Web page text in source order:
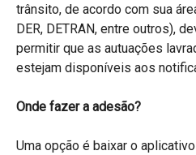
trânsito, de acordo com sua
DER, DETRAN, entre outros),
permitir que as autuações
estejam disponíveis aos
Onde fazer a adesão?
Uma opção é baixar o